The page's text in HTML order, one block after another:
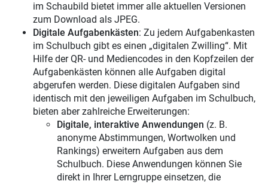
im Schaubild bietet immer alle aktuellen Versionen
zum Download als JPEG.
Digitale Aufgabenkästen: Zu jedem Aufgabenkasten
im Schulbuch gibt es einen „digitalen Zwilling“. Mit
Hilfe der QR- und Mediencodes in den Kopfzeilen der
Aufgabenkästen können alle Aufgaben digital
abgerufen werden. Diese digitalen Aufgaben sind
identisch mit den jeweiligen Aufgaben im Schulbuch,
bieten aber zahlreiche Erweiterungen:
Digitale, interaktive Anwendungen (z. B.
anonyme Abstimmungen, Wortwolken und
Rankings) erweitern Aufgaben aus dem
Schulbuch. Diese Anwendungen können Sie
direkt in Ihrer Lerngruppe einsetzen, die